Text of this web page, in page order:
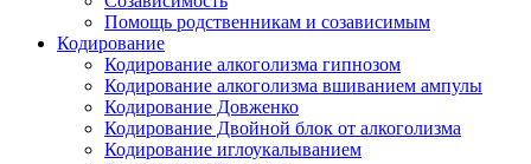
Помощь родственникам и созависимым
Кодирование
Кодирование алкоголизма гипнозом
Кодирование алкоголизма вшиванием ампулы
Кодирование Довженко
Кодирование Двойной блок от алкоголизма
Кодирование иглоукалыванием